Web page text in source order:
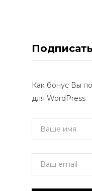
Как бонус Вы
для WordPress